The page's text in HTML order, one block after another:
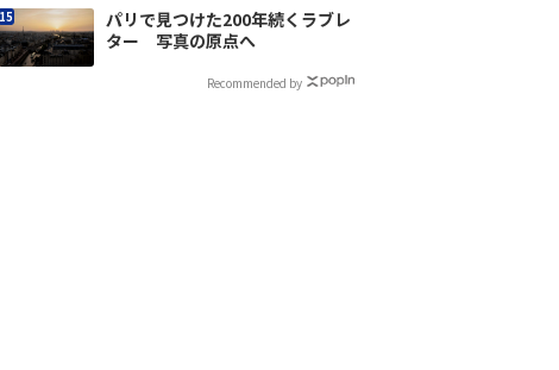
パリで見つけた200年続くラブレ
ター 写真の原点へ
Recommended by